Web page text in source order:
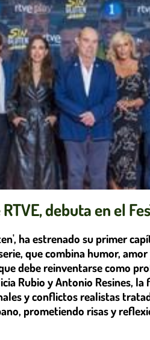
debuta en el
ha estrenado su primer
que combina humor,
debe reinventarse como
Rubio y Antonio Resines,
y conflictos realistas
prometiendo risas y